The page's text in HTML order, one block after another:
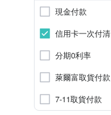
現金付款
信用卡一次付清
分期0利率
萊爾富取貨付款
7-11取貨付款